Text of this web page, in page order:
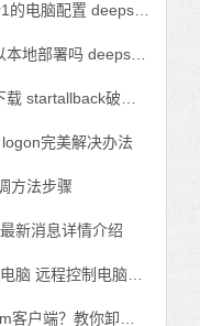
完美解决办法
方法步骤
新消息详情介绍